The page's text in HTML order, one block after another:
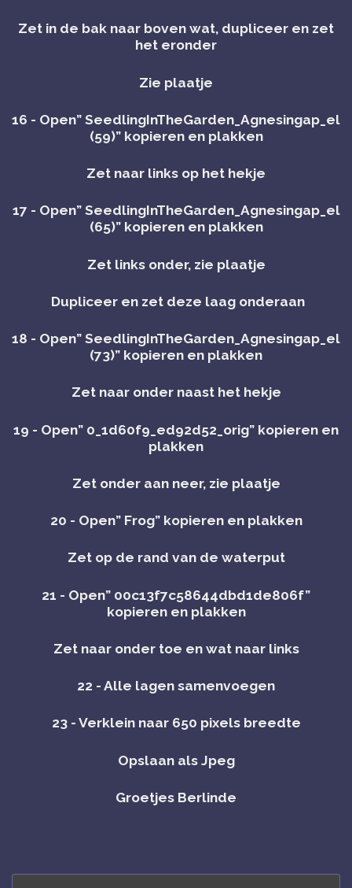
Zet in de bak naar boven wat, dupliceer en zet
het eronder
Zie plaatje
16 - Open” SeedlingInTheGarden_Agnesingap_el
(59)” kopieren en plakken
Zet naar links op het hekje
17 - Open” SeedlingInTheGarden_Agnesingap_el
(65)” kopieren en plakken
Zet links onder, zie plaatje
Dupliceer en zet deze laag onderaan
18 - Open” SeedlingInTheGarden_Agnesingap_el
(73)” kopieren en plakken
Zet naar onder naast het hekje
19 - Open” 0_1d60f9_ed92d52_orig” kopieren en
plakken
Zet onder aan neer, zie plaatje
20 - Open” Frog” kopieren en plakken
Zet op de rand van de waterput
21 - Open” 00c13f7c58644dbd1de806f”
kopieren en plakken
Zet naar onder toe en wat naar links
22 - Alle lagen samenvoegen
23 - Verklein naar 650 pixels breedte
Opslaan als Jpeg
Groetjes Berlinde